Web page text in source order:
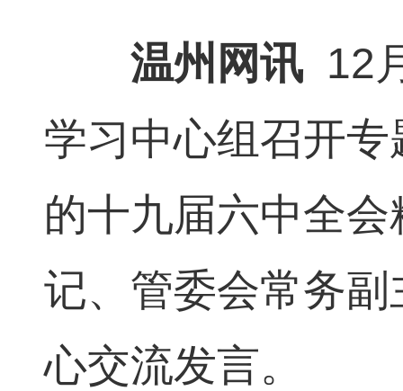
温州网讯 12
学习中心组召开
的十九届六中全
记、管委会常务
心交流发言。